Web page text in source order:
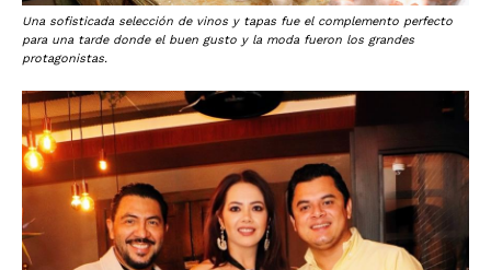
Una sofisticada selección de vinos y tapas fue el complemento perfecto
para una tarde donde el buen gusto y la moda fueron los grandes
protagonistas.